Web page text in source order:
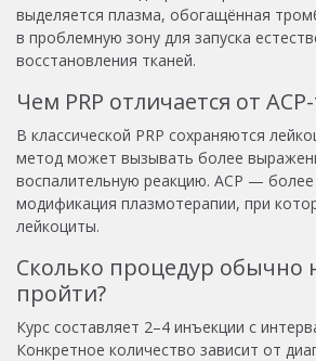
выделяется плазма, обогащённая
в проблемную зону для запуска
восстановления тканей.
Чем PRP отличается от
В классической PRP сохраняются
метод может вызывать более
воспалительную реакцию. ACP —
модификация плазмотерапии, при
лейкоциты.
Сколько процедур обычно
пройти?
Курс составляет 2–4 инъекции с
Конкретное количество зависит от